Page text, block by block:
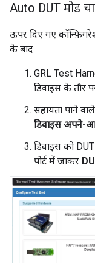
Auto DUT मोड
ऊपर दिए गए
के बाद:
GRL Test
डिवाइस के तौर
सहायता पाने
डिवाइस अपने-
डिवाइस को
पोर्ट में जाकर